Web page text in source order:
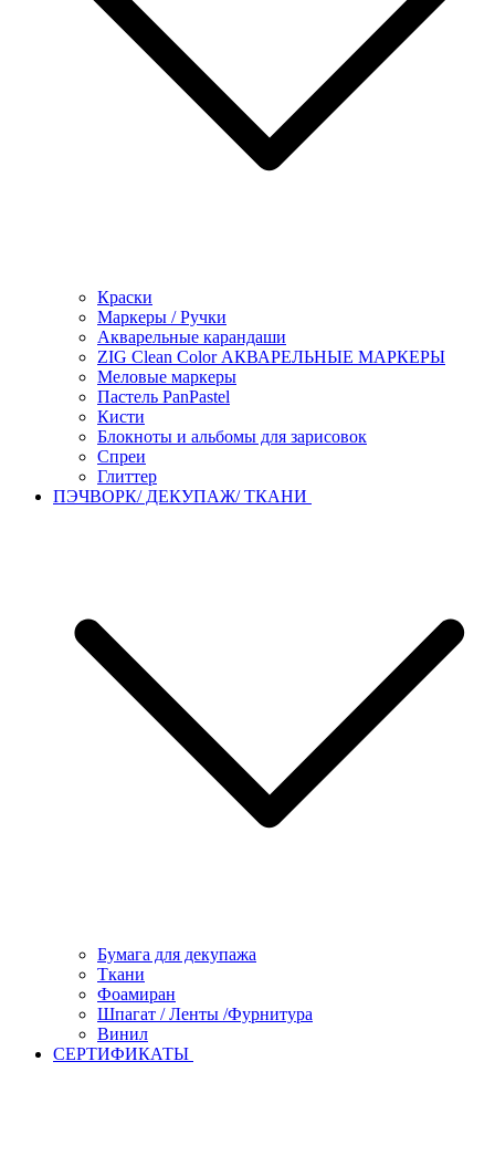
Краски
Маркеры / Ручки
Акварельные карандаши
ZIG Clean Color АКВАРЕЛЬНЫЕ МАРКЕРЫ
Меловые маркеры
Пастель PanPastel
Кисти
Блокноты и альбомы для зарисовок
Спреи
Глиттер
ПЭЧВОРК/ ДЕКУПАЖ/ ТКАНИ
Бумага для декупажа
Ткани
Фоамиран
Шпагат / Ленты /Фурнитура
Винил
СЕРТИФИКАТЫ